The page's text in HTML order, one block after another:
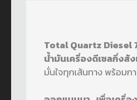
Total Quartz Diesel
น้ำมันเครื่องดีเซลกึ่งสั
มั่นใจทุกเส้นทาง พร้อม